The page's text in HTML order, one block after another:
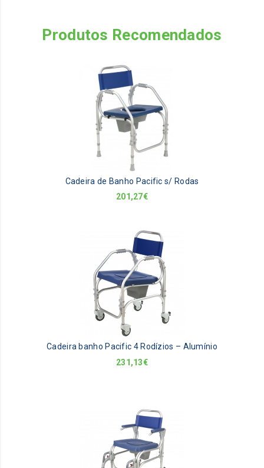
Produtos Recomendados
Cadeira de Banho Pacific s/ Rodas
201,27€
Cadeira banho Pacific 4 Rodízios – Alumínio
231,13€